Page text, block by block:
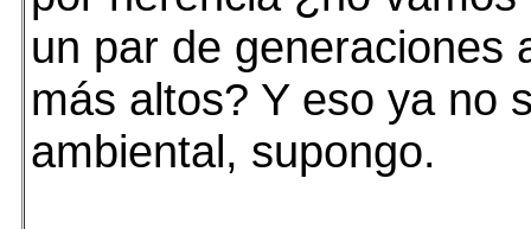
un par de generaciones
más altos? Y eso ya no
ambiental, supongo.